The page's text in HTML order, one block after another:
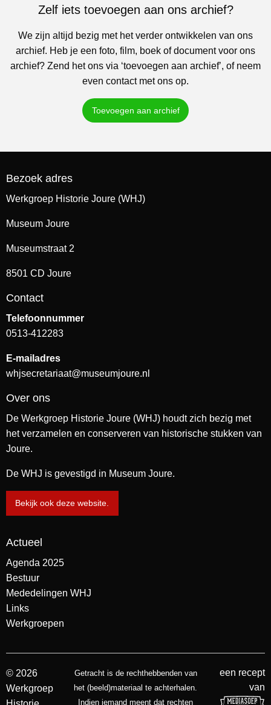
Zelf iets toevoegen aan ons archief?
We zijn altijd bezig met het verder ontwikkelen van ons
archief. Heb je een foto, film, boek of document voor ons
archief? Zend het ons via ‘toevoegen aan archief’, of neem
even contact met ons op.
Toevoegen aan archief
Bezoek adres
Werkgroep Historie Joure (WHJ)
Museum Joure
Museumstraat 2
8501 CD Joure
Contact
Telefoonnummer
0513-412283
E-mailadres
whjsecretariaat@museumjoure.nl
Over ons
De Werkgroep Historie Joure (WHJ) houdt zich bezig met
het verzamelen en conserveren van historische stukken van
Joure.
De WHJ is gevestigd in Museum Joure.
Bekijk ook deze website.
Actueel
Agenda 2025
Bestuur
Mededelingen WHJ
Links
Werkgroepen
© 2026
Werkgroep
Getracht is de rechthebbenden van
het (beeld)materiaal te achterhalen.
Indien iemand meent dat rechten
een recept
van